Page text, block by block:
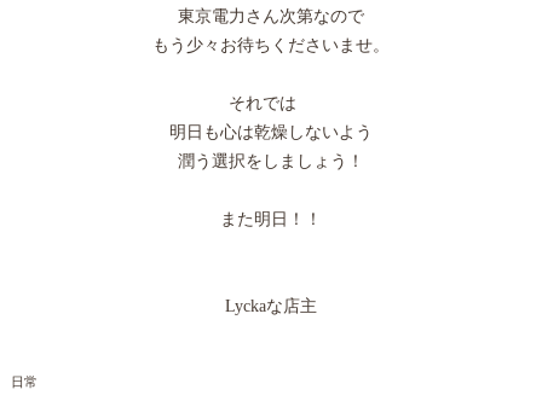
東京電力さん次第なので
もう少々お待ちくださいませ。
それでは
明日も心は乾燥しないよう
潤う選択をしましょう！
また明日！！
Lyckaな店主
日常